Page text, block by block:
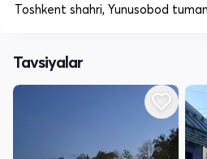
Toshkent shahri, Yunusobod
Tavsiyalar